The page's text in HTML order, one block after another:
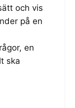
och vis
på en
en
ska